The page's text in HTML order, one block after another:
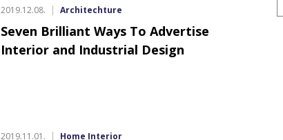
2019.12.08. Architechture
Seven Brilliant Ways To Advertise
Interior and Industrial Design
2019.11.01. Home Interior